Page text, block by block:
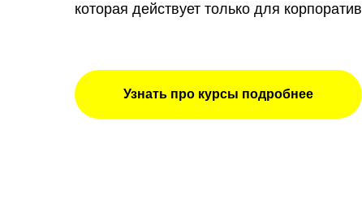
которая действует только для
Узнать про курсы подробнее